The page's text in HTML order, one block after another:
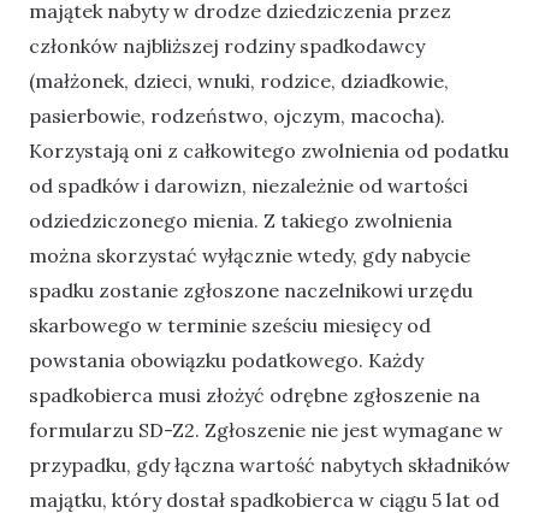
majątek nabyty w drodze dziedziczenia przez
członków najbliższej rodziny spadkodawcy
(małżonek, dzieci, wnuki, rodzice, dziadkowie,
pasierbowie, rodzeństwo, ojczym, macocha).
Korzystają oni z całkowitego zwolnienia od podatku
od spadków i darowizn, niezależnie od wartości
odziedziczonego mienia. Z takiego zwolnienia
można skorzystać wyłącznie wtedy, gdy nabycie
spadku zostanie zgłoszone naczelnikowi urzędu
skarbowego w terminie sześciu miesięcy od
powstania obowiązku podatkowego. Każdy
spadkobierca musi złożyć odrębne zgłoszenie na
formularzu SD-Z2. Zgłoszenie nie jest wymagane w
przypadku, gdy łączna wartość nabytych składników
majątku, który dostał spadkobierca w ciągu 5 lat od